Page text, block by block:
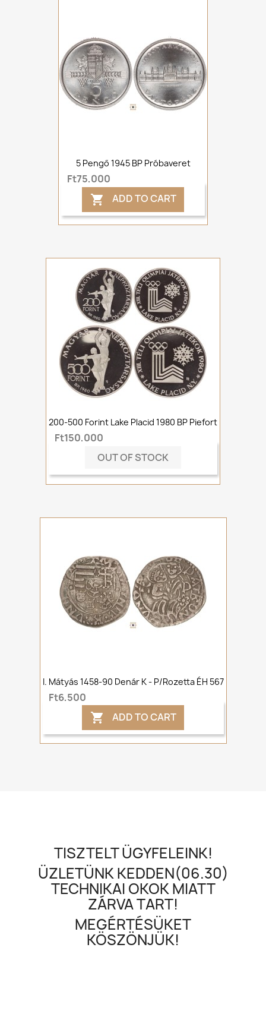
5 Pengő 1945 BP Próbaveret
Ft75,000
 ADD TO CART
200-500 Forint Lake Placid 1980 BP Piefort
Ft150,000
OUT OF STOCK
I. Mátyás 1458-90 Denár K - P/rozetta ÉH 567
Ft6,500
 ADD TO CART
TISZTELT ÜGYFELEINK!
ÜZLETÜNK KEDDEN(06.30)
TECHNIKAI OKOK MIATT
ZÁRVA TART!
MEGÉRTÉSÜKET
KÖSZÖNJÜK!